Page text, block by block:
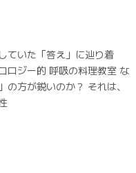
ていた「答え」に辿り着
ロジー的 呼吸の料理教室 な
方が鋭いのか？ それは、